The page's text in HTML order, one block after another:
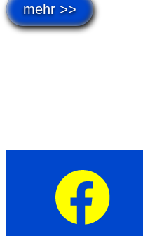
mehr >>